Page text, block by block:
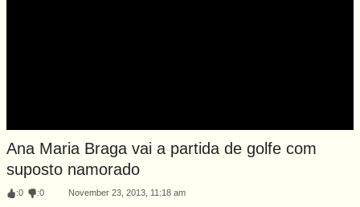
Ana Maria Braga vai a partida de golfe com
suposto namorado
:0 :0 November 23, 2013, 11:18 am